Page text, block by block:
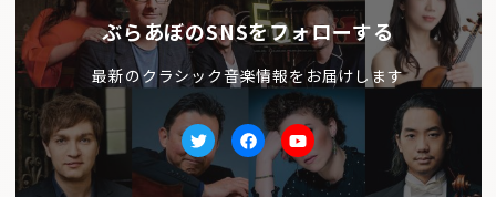
ぶらあぼのSNSをフォローする
最新のクラシック音楽情報をお届けします
TwitterfacebookYoutube